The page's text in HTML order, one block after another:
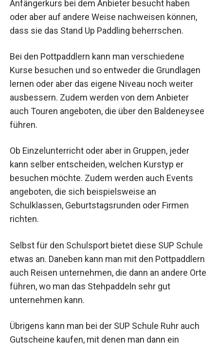
Anfängerkurs bei dem Anbieter besucht haben
oder aber auf andere Weise nachweisen können,
dass sie das Stand Up Paddling beherrschen.
Bei den Pottpaddlern kann man verschiedene
Kurse besuchen und so entweder die Grundlagen
lernen oder aber das eigene Niveau noch weiter
ausbessern. Zudem werden von dem Anbieter
auch Touren angeboten, die über den Baldeneysee
führen.
Ob Einzelunterricht oder aber in Gruppen, jeder
kann selber entscheiden, welchen Kurstyp er
besuchen möchte. Zudem werden auch Events
angeboten, die sich beispielsweise an
Schulklassen, Geburtstagsrunden oder Firmen
richten.
Selbst für den Schulsport bietet diese SUP Schule
etwas an. Daneben kann man mit den Pottpaddlern
auch Reisen unternehmen, die dann an andere Orte
führen, wo man das Stehpaddeln sehr gut
unternehmen kann.
Übrigens kann man bei der SUP Schule Ruhr auch
Gutscheine kaufen, mit denen man dann ein